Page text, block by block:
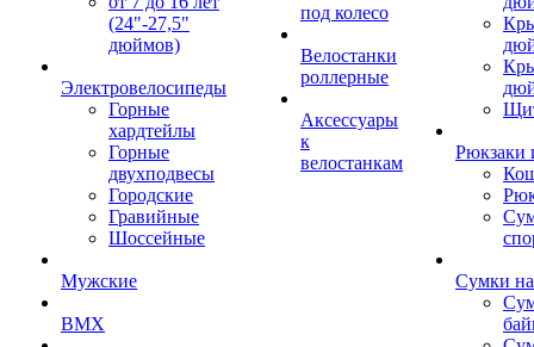
(24"-27,5"
дюймов)
Электровелосипеды
Горные
хардтейлы
Горные
двухподвесы
Городские
Гравийные
Шоссейные
Мужские
BMX
под колесо
Велостанки
роллерные
Аксессуары
к
велостанкам
Рюкзаки
Сумки